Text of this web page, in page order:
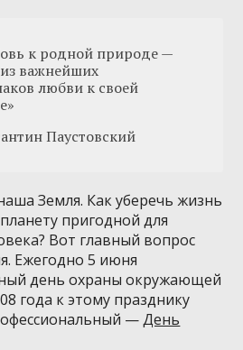
к родной природе —
важнейших
любви к своей
Паустовский
Земля. Как уберечь жизнь
пригодной для
Вот главный вопрос
Ежегодно 5 июня
день охраны окружающей
года к этому празднику
—День